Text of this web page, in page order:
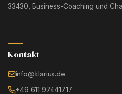
33430, Business-Coaching und
Kontakt
info@klarius.de
+49 611 97441717